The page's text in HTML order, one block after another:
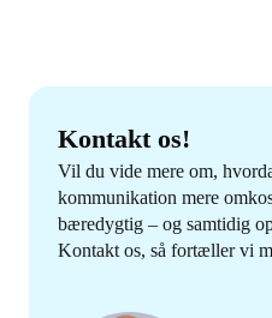
Kontakt os!
Vil du vide mere om,
kommunikation mere
bæredygtig – og samtidig
Kontakt os, så fortæller vi